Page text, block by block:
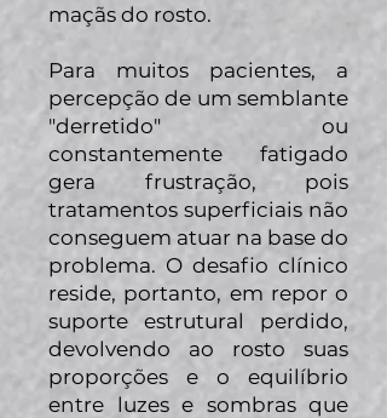
maçãs do rosto.
Para muitos pacientes, a
percepção de um semblante
"derretido" ou
constantemente fatigado
gera frustração, pois
tratamentos superficiais não
conseguem atuar na base do
problema. O desafio clínico
reside, portanto, em repor o
suporte estrutural perdido,
devolvendo ao rosto suas
proporções e o equilíbrio
entre luzes e sombras que